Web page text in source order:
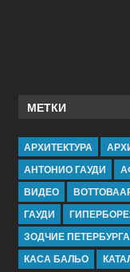
МЕТКИ
АРХИТЕКТУРА
АНТОНИО ГАУДИ
ВИДЕО
ГАУДИ
ЗОДЧИЕ ПЕТЕРБУРГА
КАСА БАЛЬО